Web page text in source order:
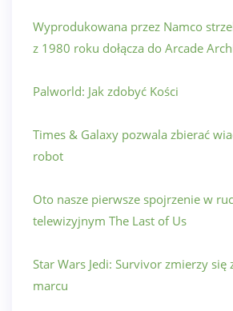
Wyprodukowana przez Namco
z 1980 roku dołącza do Arcade
Palworld: Jak zdobyć Kości
Times & Galaxy pozwala zbierać
robot
Oto nasze pierwsze spojrzenie w
telewizyjnym The Last of Us
Star Wars Jedi: Survivor zmierzy
marcu